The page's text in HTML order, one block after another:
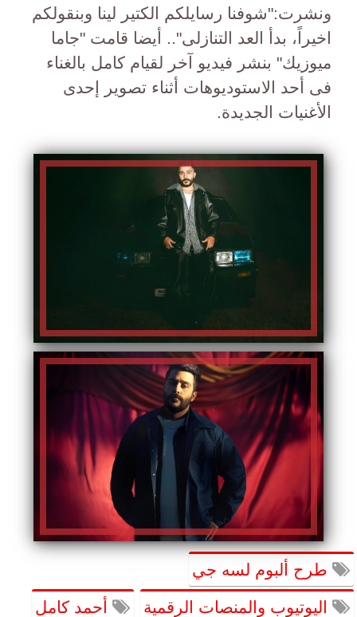
ونشرت:"شوفنا رسايلكم الكتير لينا وبنقولكم
اخيراً، بدأ العد التنازلى".. أيضا قامت "جاما
ميوزيك" بنشر فيديو آخر لقيام كامل بالغناء
فى أحد الاستوديوهات أثناء تصوير إحدى
الأغنيات الجديدة.
طرح ألبوم لسه جي
اليوتيوب والمنصات الرقمية أحمد كامل